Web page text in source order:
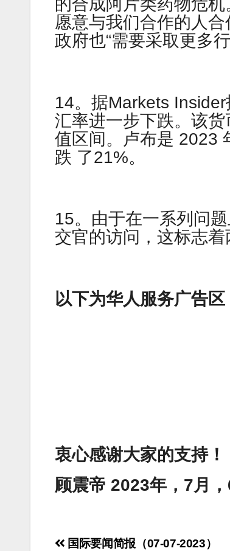
的合成阿片类药物危
愿意与我们合作的人
政府也“需要采取更多行
14。据Markets
汇率进一步下跌。该
值区间。卢布是 2023
跌 了21%。
15。由于在一系列问
交官的访问，这标志着
以下为华人服务广告区
衷心感谢大家的支持！
顾震帝 2023年，7月，
Post
国际要闻简报（07-07-2023）